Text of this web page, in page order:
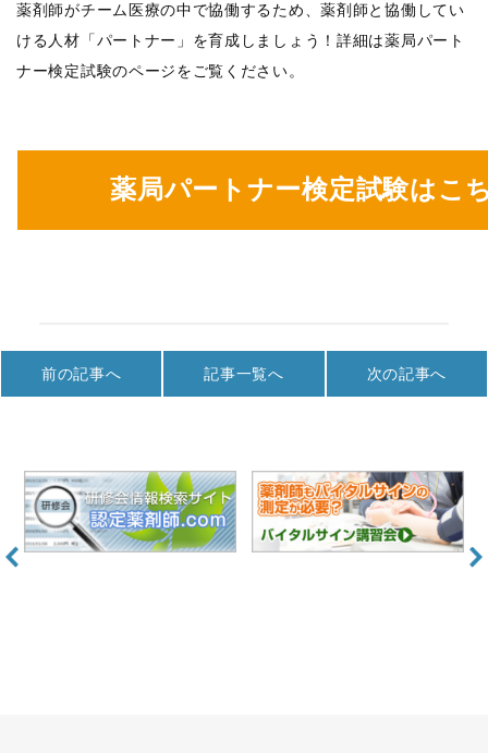
薬剤師がチーム医療の中で協働するため、薬剤師と協働してい
ける人材「パートナー」を育成しましょう！詳細は薬局パート
ナー検定試験のページをご覧ください。
薬局パートナー検定試験はこ
前の記事へ 記事一覧へ 次の記事へ